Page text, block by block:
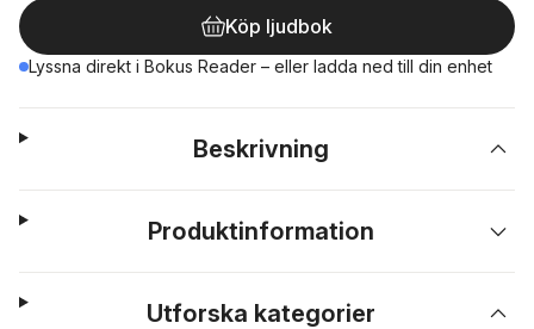
Köp ljudbok
Lyssna direkt i Bokus Reader – eller ladda ned till din enhet
Beskrivning
Produktinformation
Utforska kategorier